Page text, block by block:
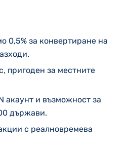
0,5% за конвертиране на
пригоден за местните
акаунт и възможност за
държави.
с реалновремева